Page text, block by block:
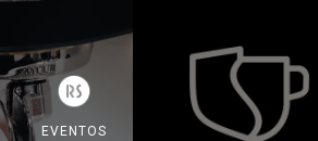
EVENTOS
Noticias Descargar Más